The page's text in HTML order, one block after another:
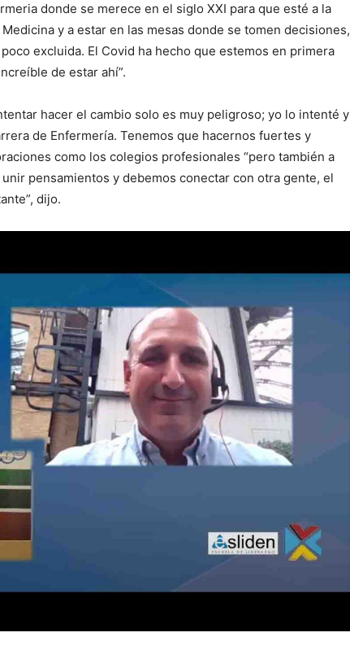
donde se merece en el siglo XXI para que esté a la
y a estar en las mesas donde se tomen decisiones,
excluida. El Covid ha hecho que estemos en primera
de estar ahí”.
hacer el cambio solo es muy peligroso; yo lo intenté y
de Enfermería. Tenemos que hacernos fuertes y
como los colegios profesionales “pero también a
pensamientos y debemos conectar con otra gente, el
dijo.